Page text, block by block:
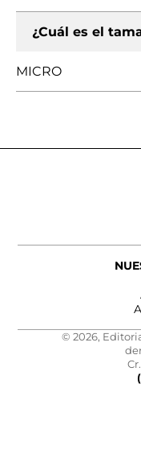
¿Cuál es el
MICRO
© 2026,